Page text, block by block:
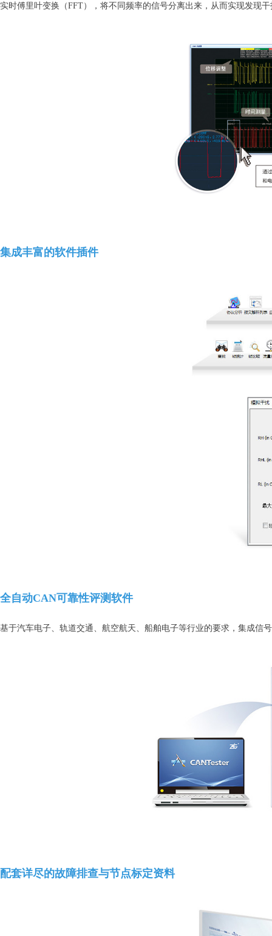
实时傅里叶变换（FFT），将不同频率的信号分离出来，从而实现发现
集成丰富的软件插件
全自动CAN可靠性评测软件
基于汽车电子、轨道交通、航空航天、船舶电子等行业的要求，集成信
配套详尽的故障排查与节点标定资料